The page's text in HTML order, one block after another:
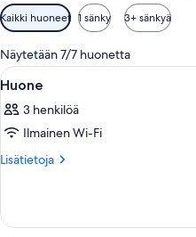
Huoneille
saatavilla
olevia
suodattimia
Kaikki huoneet 1 sänky 3+ sänkyä
Näytetään 7/7 huonetta
Avaa
kaikki
huonetyypin
Huone
kuvat
6
Huone
3 henkilöä
Ilmainen Wi-Fi
Lisätietoja
Lisätietoja